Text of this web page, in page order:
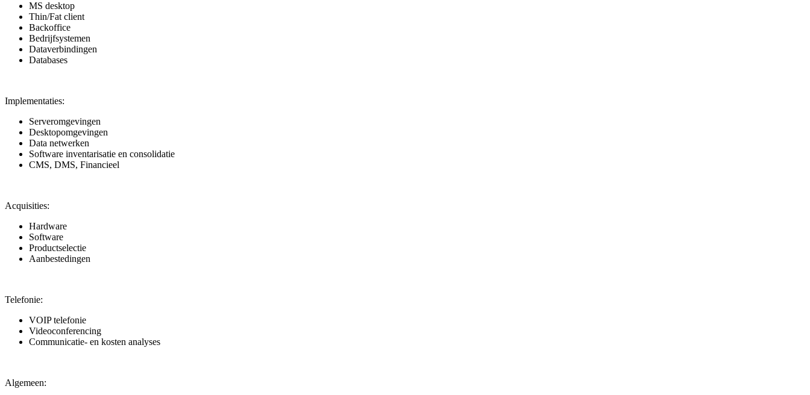
MS desktop
Thin/Fat client
Backoffice
Bedrijfsystemen
Dataverbindingen
Databases
Implementaties:
Serveromgevingen
Desktopomgevingen
Data netwerken
Software inventarisatie en consolidatie
CMS, DMS, Financieel
Acquisities:
Hardware
Software
Productselectie
Aanbestedingen
Telefonie:
VOIP telefonie
Videoconferencing
Communicatie- en kosten analyses
Algemeen: